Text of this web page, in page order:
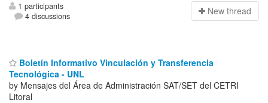
1 participants
4 discussions
New thread
Boletín Informativo Vinculación y Transferencia
Tecnológica - UNL
by Mensajes del Área de Administración SAT/SET del CETRI
Litoral